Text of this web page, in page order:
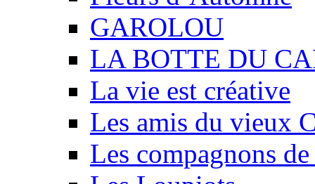
GAROLOU
LA BOTTE DU
La vie est créative
Les amis du vieux
Les compagnons